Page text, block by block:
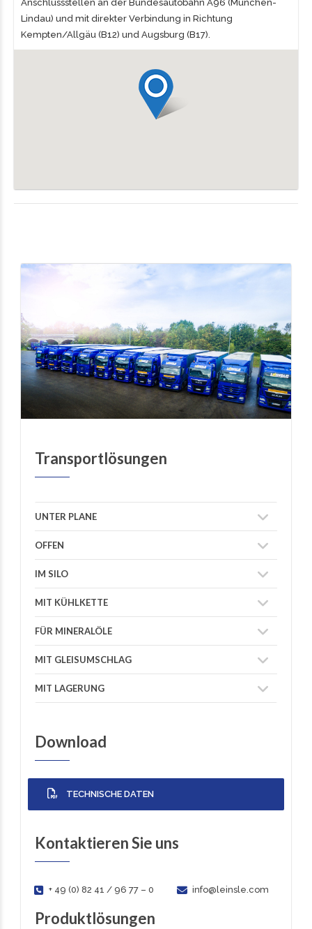
Anschlussstellen an der Bundesautobahn A96 (München-
Lindau) und mit direkter Verbindung in Richtung
Kempten/Allgäu (B12) und Augsburg (B17).
Transportlösungen
UNTER PLANE
OFFEN
IM SILO
MIT KÜHLKETTE
FÜR MINERALÖLE
MIT GLEISUMSCHLAG
MIT LAGERUNG
Download
TECHNISCHE DATEN
Kontaktieren Sie uns
+ 49 (0) 82 41 / 96 77 – 0 info@leinsle.com
Produktlösungen